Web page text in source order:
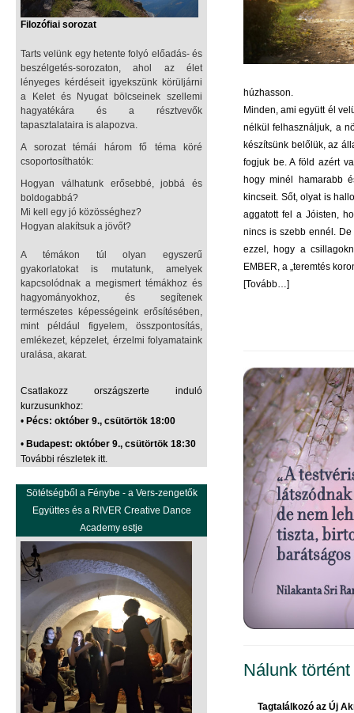
Filozófiai sorozat
Tarts velünk egy hetente folyó előadás- és
beszélgetés-sorozaton, ahol az élet
lényeges kérdéseit igyekszünk körüljárni
a Kelet és Nyugat bölcseinek szellemi
hagyatékára és a résztvevők
tapasztalataira is alapozva.
A sorozat témái három fő téma köré
csoportosíthatók:
Hogyan válhatunk erősebbé, jobbá és
boldogabbá?
Mi kell egy jó közösséghez?
Hogyan alakítsuk a jövőt?
A témákon túl olyan egyszerű
gyakorlatokat is mutatunk, amelyek
kapcsolódnak a megismert témákhoz és
hagyományokhoz, és segítenek
természetes képességeink erősítésében,
mint például figyelem, összpontosítás,
emlékezet, képzelet, érzelmi folyamataink
uralása, akarat.
Csatlakozz országszerte induló
kurzusunkhoz:
• Pécs: október 9., csütörtök 18:00
• Budapest: október 9., csütörtök 18:30
További részletek itt.
Sötétségből a Fénybe - a Vers-zengetők
Együttes és a RIVER Creative Dance
Academy estje
húzhasson.
Minden, ami együtt él
nélkül felhasználjuk, a
készítsünk belőlük, az
fogjuk be. A föld azért
hogy minél hamarabb
kincseit. Sőt, olyat is
aggatott fel a Jóisten,
nincs is szebb ennél.
ezzel, hogy a
EMBER, a „teremtés
[Tovább…]
Nálunk történt
Tagtalálkozó az Új